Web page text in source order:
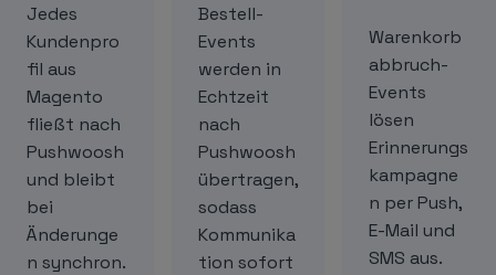
Jedes
Kundenpro
fil aus
Magento
fließt nach
Pushwoosh
und bleibt
bei
Änderunge
n synchron.
Bestell-
Events
werden in
Echtzeit
nach
Pushwoosh
übertragen,
sodass
Kommunika
tion sofort
Warenkorb
abbruch-
Events
lösen
Erinnerungs
kampagne
n per Push,
E-Mail und
SMS aus.